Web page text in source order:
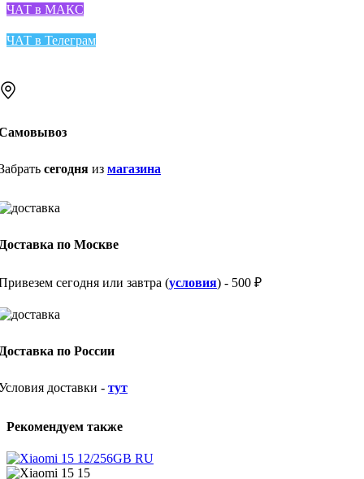
ЧАТ в МАКС
ЧАТ в Телеграм
сегодня из магазина
по Москве
сегодня или завтра (условия) - 500 ₽
по России
доставки - тут
Рекомендуем также